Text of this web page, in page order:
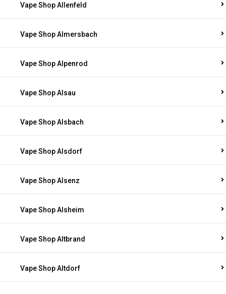
Vape Shop Allenfeld
Vape Shop Almersbach
Vape Shop Alpenrod
Vape Shop Alsau
Vape Shop Alsbach
Vape Shop Alsdorf
Vape Shop Alsenz
Vape Shop Alsheim
Vape Shop Altbrand
Vape Shop Altdorf